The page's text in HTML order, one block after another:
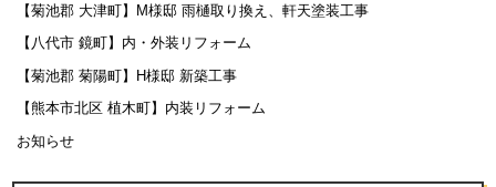
【菊池郡 大津町】M様邸 雨樋取り換え、軒天塗装工事
【八代市 鏡町】内・外装リフォーム
【菊池郡 菊陽町】H様邸 新築工事
【熊本市北区 植木町】内装リフォーム
お知らせ